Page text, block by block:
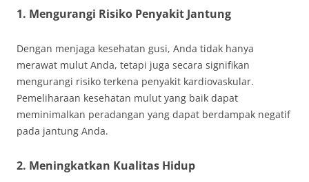
1. Mengurangi Risiko Penyakit Jantung
Dengan menjaga kesehatan gusi, Anda tidak hanya
merawat mulut Anda, tetapi juga secara signifikan
mengurangi risiko terkena penyakit kardiovaskular.
Pemeliharaan kesehatan mulut yang baik dapat
meminimalkan peradangan yang dapat berdampak negatif
pada jantung Anda.
2. Meningkatkan Kualitas Hidup